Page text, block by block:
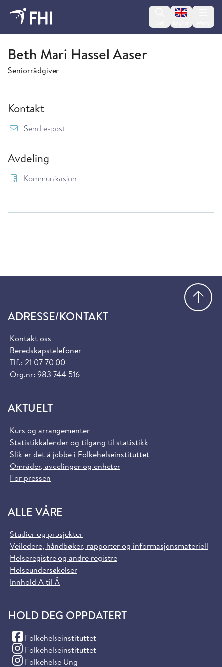
Change
Kommunikasjon
Beth Mari Hassel Aaser
Seniorrådgiver
Kontakt
Send e-post{model.translations.sendEmailTo}
Avdeling
Kommunikasjon
ADRESSE/KONTAKT
Kontakt oss
Beredskapstelefoner
Tlf.: 21 07 70 00
Org.nr: 983 744 516
AKTUELT
Kurs og arrangementer
Statistikkalender og tilgang til statistikk
Slik er det å jobbe i Folkehelseinstituttet
Områder, avdelinger og enheter
For pressen
ALLE VÅRE
Studier og prosjekter
Veiledere, håndbøker, rapporter og informasjonsmateriell
Helseregistre og andre registre
Helseundersøkelser
Innhold A til Å
HOLD DEG OPPDATERT
Folkehelseinstituttet
(Facebook)
Folkehelseinstituttet
(Instagram)
Folkehelse Ung
(Instagram)